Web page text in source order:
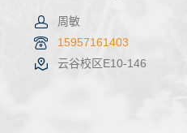
周敏
15957161403
云谷校区E10-146